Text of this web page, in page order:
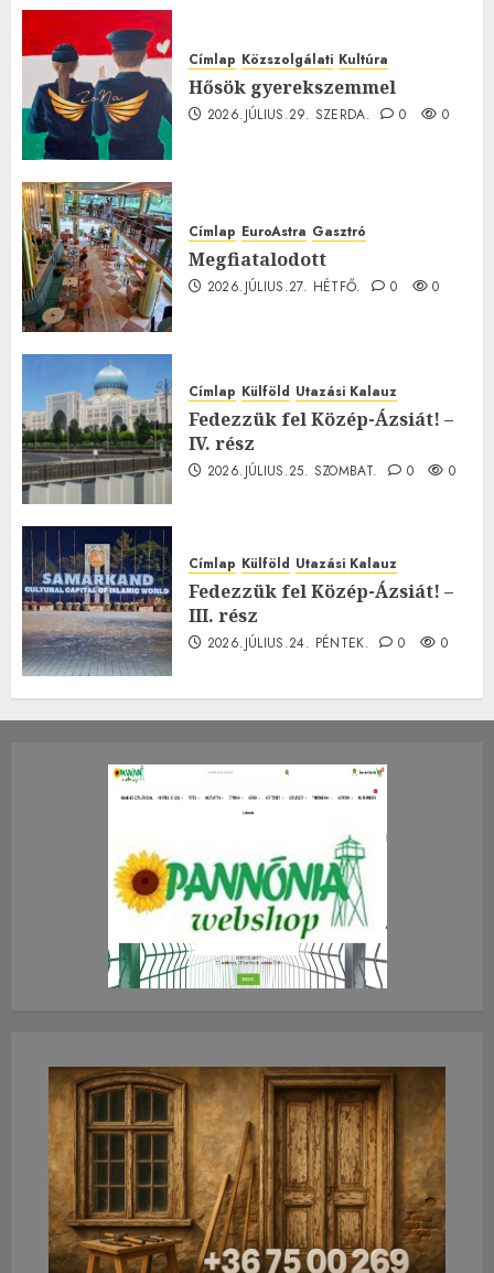
Címlap Közszolgálati Kultúra
Hősök gyerekszemmel
2026.JÚLIUS.29. SZERDA. 0 0
Címlap EuroAstra Gasztró
Megfiatalodott
2026.JÚLIUS.27. HÉTFŐ. 0 0
Címlap Külföld Utazási Kalauz
Fedezzük fel Közép-Ázsiát! –
IV. rész
2026.JÚLIUS.25. SZOMBAT. 0 0
Címlap Külföld Utazási Kalauz
Fedezzük fel Közép-Ázsiát! –
III. rész
2026.JÚLIUS.24. PÉNTEK. 0 0